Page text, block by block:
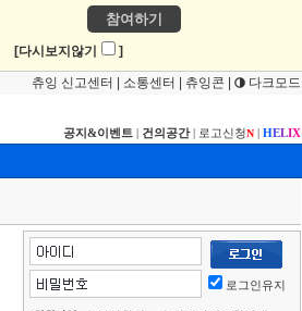
참여하기
[다시보지않기 ]
츄잉 신고센터 소통센터 츄잉콘 다크모드
공지&이벤트 | 건의공간| 로고신청N | HELIX
로그인유지